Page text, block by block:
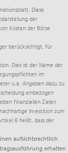
Diese
der
Kosten der Börse
berücksichtigt, für
Dies ist der Name der
im
u.a. Angaben dazu zu
einbezogen
finanziellen Zielen
Investition zum
6 heißt, dass der
aufsichtsrechtlich
erhalten